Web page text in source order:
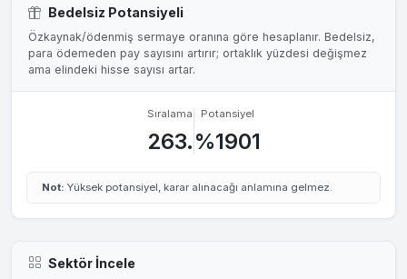
Bedelsiz Potansiyeli
Özkaynak/ödenmiş sermaye oranına göre hesaplanır. Bedelsiz,
para ödemeden pay sayısını artırır; ortaklık yüzdesi değişmez
ama elindeki hisse sayısı artar.
Sıralama
263.
Potansiyel
%1901
Not: Yüksek potansiyel, karar alınacağı anlamına gelmez.
Sektör İncele